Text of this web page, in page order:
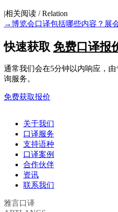
|相关阅读 / Relation
→博览会口译包括哪些内容？展
快速获取 免费口译报
通常我们会在5分钟以内响应，
询服务。
免费获取报价
关于我们
口译服务
支持语种
口译案例
合作伙伴
资讯
联系我们
雅言口译